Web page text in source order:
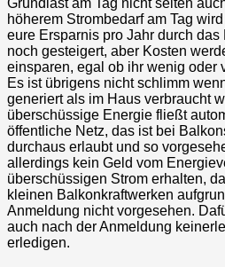
höherem Strombedarf am Tag
eure Ersparnis pro Jahr durch das
noch gesteigert, aber Kosten
einsparen, egal ob ihr wenig oder
Es ist übrigens nicht schlimm
generiert als im Haus verbraucht
überschüssige Energie fließt
öffentliche Netz, das ist bei
durchaus erlaubt und so
allerdings kein Geld vom
überschüssigen Strom erhalten,
kleinen Balkonkraftwerken
Anmeldung nicht vorgesehen.
auch nach der Anmeldung
erledigen.